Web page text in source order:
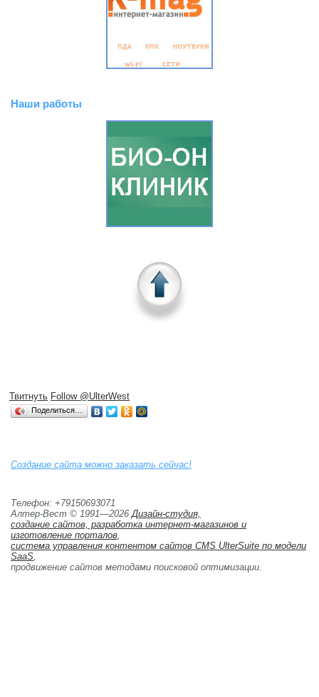
Твитнуть Follow @UlterWest
Поделиться…
Наши работы
Создание сайта можно заказать сейчас!
Телефон: +79150693071
Алтер-Вест © 1991—2026 Дизайн-студия,
создание сайтов, разработка интернет-магазинов и
изготовление порталов
система управления контентом сайтов CMS UlterSuite по модели
SaaS
продвижение сайтов методами поисковой оптимизации.